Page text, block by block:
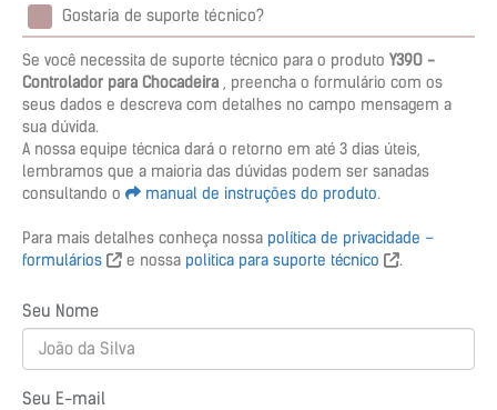
Gostaria de suporte técnico?
Se você necessita de suporte técnico para o produto Y39O -
Controlador para Chocadeira , preencha o formulário com os
seus dados e descreva com detalhes no campo mensagem a
sua dúvida.
A nossa equipe técnica dará o retorno em até 3 dias úteis,
lembramos que a maioria das dúvidas podem ser sanadas
consultando o
manual de instruções do produto.
Para mais detalhes conheça nossa política de privacidade –
formulários
e nossa politica para suporte técnico .
Seu Nome
Seu E-mail